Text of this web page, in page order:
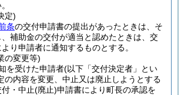
定)
条の交付申請書の提出があったときは、そ
補助金の交付が適当と認めたときは、交
り申請者に通知するものとする。
の変更等)
を受けた申請者(以下「交付決定者」とい
の内容を変更、中止又は廃止しようとする
・中止(廃止)申請書により町長の承認を